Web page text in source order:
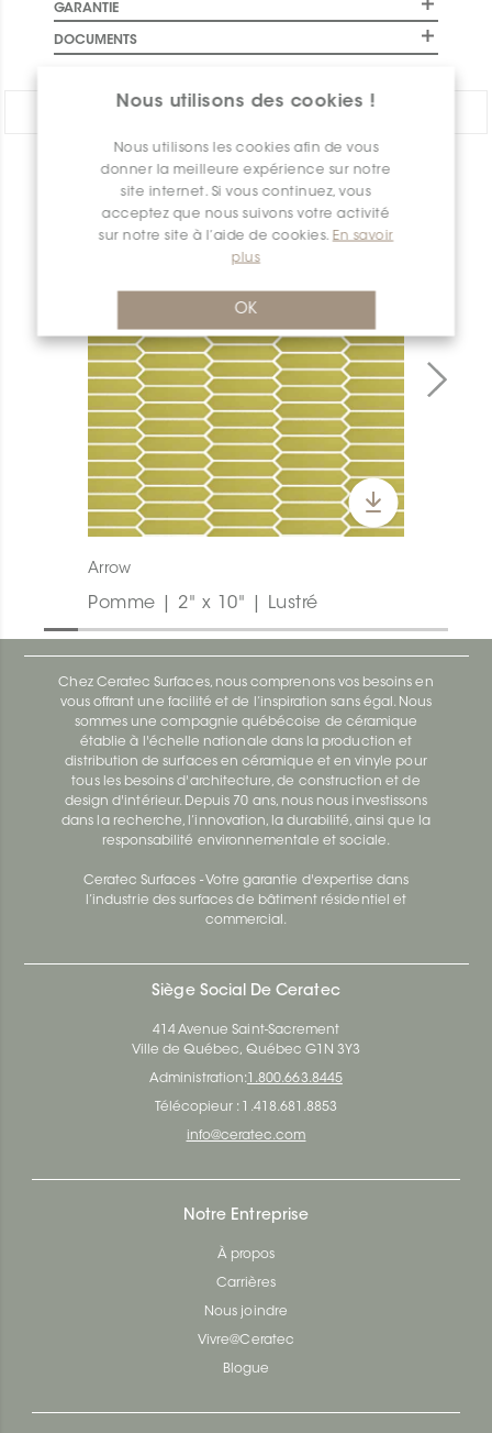
Nous utilisons des cookies !
Nous utilisons les cookies afin de vous
donner la meilleure expérience sur notre
site internet. Si vous continuez, vous
acceptez que nous suivons votre activité
sur notre site à l’aide de cookies. En savoir
plus
OK
GARANTIE
DOCUMENTS
PARTAGER:
APERÇU DES PRODUITS
Arrow
Pomme | 2" x 10" | Lustré
Chez Ceratec Surfaces, nous comprenons vos besoins en
vous offrant une facilité et de l’inspiration sans égal. Nous
sommes une compagnie québécoise de céramique
établie à l'échelle nationale dans la production et
distribution de surfaces en céramique et en vinyle pour
tous les besoins d'architecture, de construction et de
design d'intérieur. Depuis 70 ans, nous nous investissons
dans la recherche, l’innovation, la durabilité, ainsi que la
responsabilité environnementale et sociale.
Ceratec Surfaces - Votre garantie d'expertise dans
l’industrie des surfaces de bâtiment résidentiel et
commercial.
Siège Social De Ceratec
414 Avenue Saint-Sacrement
Ville de Québec, Québec G1N 3Y3
Administration: 1.800.663.8445
Télécopieur : 1.418.681.8853
info@ceratec.com
Notre Entreprise
À propos
Carrières
Nous joindre
Vivre@Ceratec
Blogue